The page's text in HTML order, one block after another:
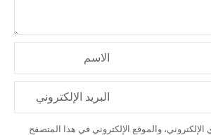
الاسم
البريد الإلكتروني
والموقع الإلكتروني في هذا المتصفح